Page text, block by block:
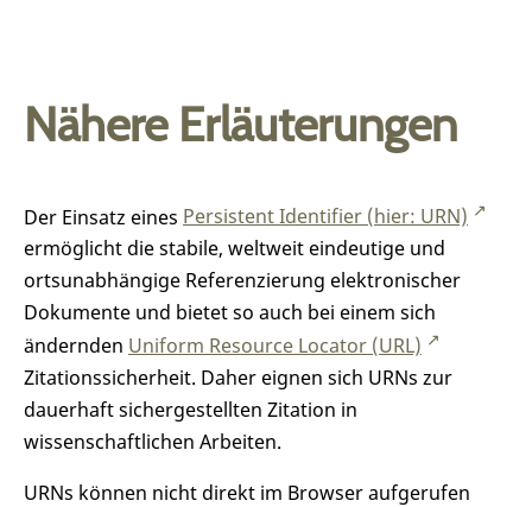
Nähere Erläuterungen
Der Einsatz eines Persistent Identifier (hier: URN)
ermöglicht die stabile, weltweit eindeutige und
ortsunabhängige Referenzierung elektronischer
Dokumente und bietet so auch bei einem sich
ändernden Uniform Resource Locator (URL)
Zitationssicherheit. Daher eignen sich URNs zur
dauerhaft sichergestellten Zitation in
wissenschaftlichen Arbeiten.
URNs können nicht direkt im Browser aufgerufen